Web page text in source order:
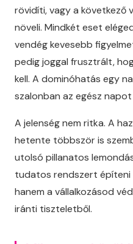
rövidíti, vagy a következő
növeli. Mindkét eset
vendég kevesebb
pedig joggal frusztrált,
kell. A dominóhatás egy
szalonban az egész
A jelenség nem ritka. A
hetente többször is
utolsó pillanatos
tudatos rendszert építeni
hanem a vállalkozásod
iránti tiszteletből.